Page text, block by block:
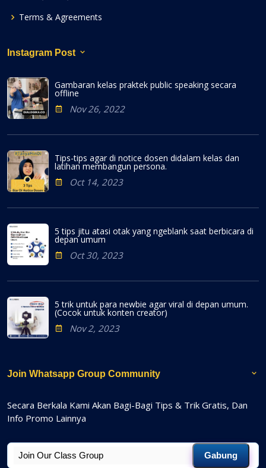
Terms & Agreements
Instagram Post
Gambaran kelas praktek public speaking secara
offline
Nov 26, 2022
Tips-tips agar di notice dosen didalam kelas dan
latihan membangun persona.
Oct 14, 2023
5 tips jitu atasi otak yang ngeblank saat berbicara di
depan umum
Oct 30, 2023
5 trik untuk para newbie agar viral di depan umum.
(Cocok untuk konten creator)
Nov 2, 2023
Join Whatsapp Group Community
Secara Berkala Kami Akan Bagi-Bagi Tips & Trik Gratis, Dan
Info Promo Lainnya
Gabung